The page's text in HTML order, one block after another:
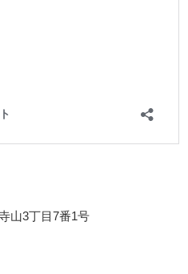
山3丁目7番1号